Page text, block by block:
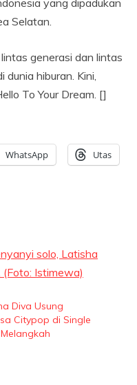
yang dipadukan
Selatan.
generasi dan lintas
dunia hiburan. Kini,
To Your Dream. []
WhatsApp Utas
Diva Usung
Citypop di Single